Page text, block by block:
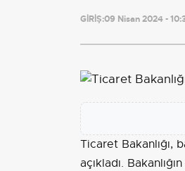
GİRİŞ:09 Nisan 2024 -
Ticaret Bakanlığı,
açıkladı.